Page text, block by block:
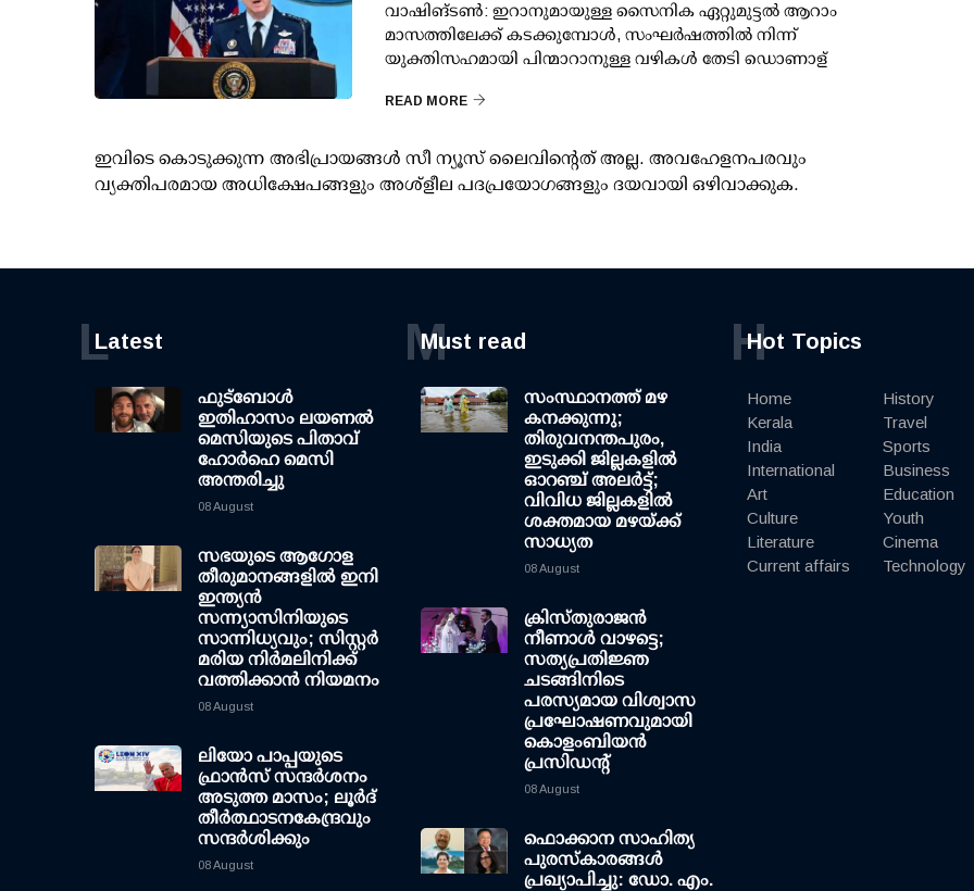
വാഷിങ്ടണ്‍: ഇറാനുമായുള്ള സൈനിക ഏറ്റുമുട്ടല്‍ ആറാം
മാസത്തിലേക്ക് കടക്കുമ്പോള്‍, സംഘര്‍ഷത്തില്‍ നിന്ന്
യുക്തിസഹമായി പിന്മാറാനുള്ള വഴികള്‍ തേടി ഡൊണാള്
READ MORE
ഇവിടെ കൊടുക്കുന്ന അഭിപ്രായങ്ങള്‍ സീ ന്യൂസ് ലൈവിന്റെത് അല്ല. അവഹേളനപരവും
വ്യക്തിപരമായ അധിക്ഷേപങ്ങളും അശ്‌ളീല പദപ്രയോഗങ്ങളും ദയവായി ഒഴിവാക്കുക.
Latest
L
ഫുട്ബോൾ
ഇതിഹാസം ലയണൽ
മെസിയുടെ പിതാവ്
ഹോർഹെ മെസി
അന്തരിച്ചു
08 August
സഭയുടെ ആഗോള
തീരുമാനങ്ങളിൽ ഇനി
ഇന്ത്യൻ
സന്ന്യാസിനിയുടെ
സാന്നിധ്യവും; സിസ്റ്റർ
മരിയ നിർമലിനിക്ക്
വത്തിക്കാൻ നിയമനം
08 August
ലിയോ പാപ്പയുടെ
ഫ്രാൻസ് സന്ദർശനം
അടുത്ത മാസം; ലൂർദ്
തീർത്ഥാടനകേന്ദ്രവും
സന്ദർശിക്കും
08 August
Must read
M
സംസ്ഥാനത്ത് മഴ
കനക്കുന്നു;
തിരുവനന്തപുരം,
ഇടുക്കി ജില്ലകളിൽ
ഓറഞ്ച് അലർട്ട്;
വിവിധ ജില്ലകളിൽ
ശക്തമായ മഴയ്ക്ക്
സാധ്യത
08 August
ക്രിസ്തുരാജൻ
നീണാൾ വാഴട്ടെ;
സത്യപ്രതിജ്ഞ
ചടങ്ങിനിടെ
പരസ്യമായ വിശ്വാസ
പ്രഘോഷണവുമായി
കൊളംബിയൻ
പ്രസിഡന്റ്
08 August
ഫൊക്കാന സാഹിത്യ
പുരസ്‌കാരങ്ങള്‍
പ്രഖ്യാപിച്ചു: ഡോ. എം.
Hot Topics
H
Home
Kerala
India
International
Art
Culture
Literature
Current affairs
History
Travel
Sports
Business
Education
Youth
Cinema
Technology